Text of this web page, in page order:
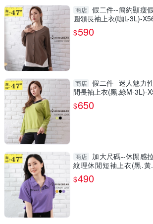
商店 假二件--簡約顯瘦
圓領長袖上衣(咖L-3L)-
$590
商店 假二件--迷人魅力
閒長袖上衣(黑.綠M-3L)-
$650
商店
加大尺碼--休閒感
紋理休閒短袖上衣(黑.
中大尺碼
$490